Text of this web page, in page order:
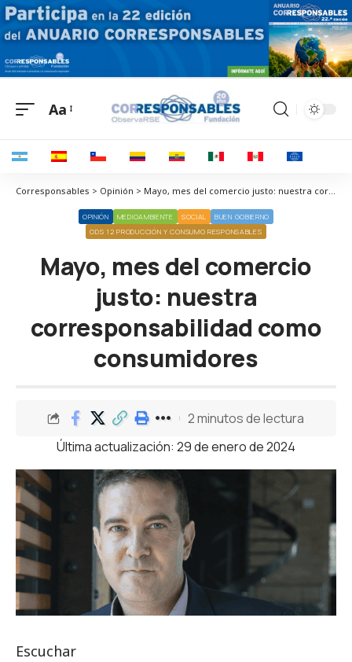
Aa
Corresponsables > Opinión > Mayo, mes del comercio justo: nuestra corresponsabilidad como consumidores
OPINIÓN MEDIOAMBIENTE SOCIAL
BUEN GOBIERNO
ODS 12 PRODUCCIÓN Y CONSUMO RESPONSABLES
Mayo, mes del comercio
justo: nuestra
corresponsabilidad como
consumidores
Última actualización: 29 de enero de 2024
2 minutos de lectura
Escuchar